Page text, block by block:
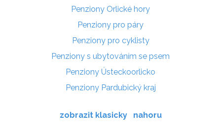
Penziony Orlické hory
Penziony pro páry
Penziony pro cyklisty
Penziony s ubytováním se psem
Penziony Ústeckoorlicko
Penziony Pardubický kraj
zobrazit klasicky nahoru